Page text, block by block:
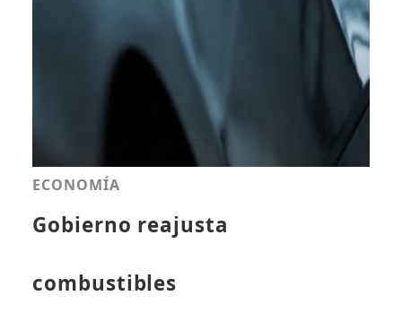
ECONOMÍA
Gobierno reajusta
combustibles